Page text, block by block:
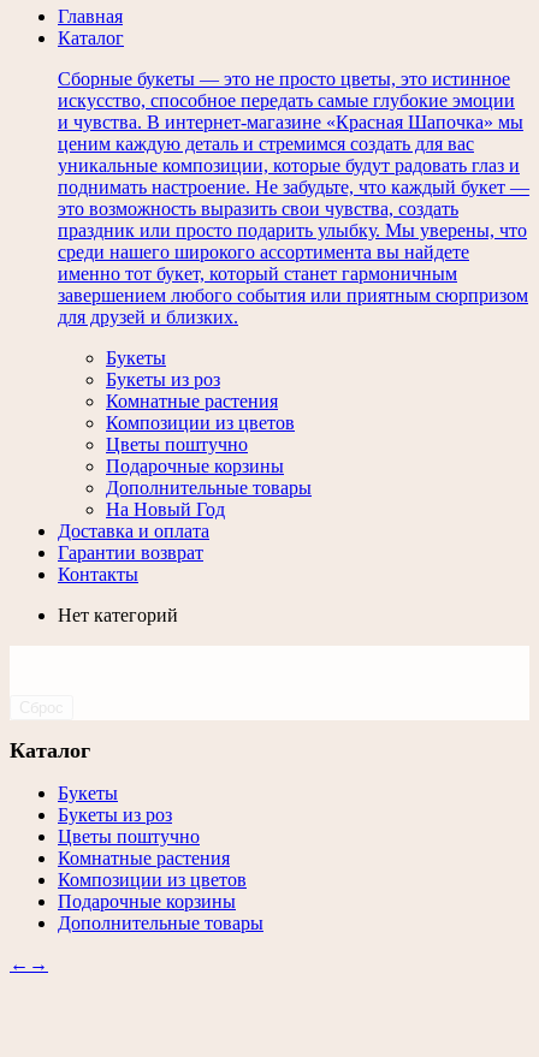
Главная
Каталог
Сборные букеты — это не просто цветы, это истинное
искусство, способное передать самые глубокие эмоции
и чувства. В интернет-магазине «Красная Шапочка» мы
ценим каждую деталь и стремимся создать для вас
уникальные композиции, которые будут радовать глаз и
поднимать настроение. Не забудьте, что каждый букет —
это возможность выразить свои чувства, создать
праздник или просто подарить улыбку. Мы уверены, что
среди нашего широкого ассортимента вы найдете
именно тот букет, который станет гармоничным
завершением любого события или приятным сюрпризом
для друзей и близких.
Букеты
Букеты из роз
Комнатные растения
Композиции из цветов
Цветы поштучно
Подарочные корзины
Дополнительные товары
На Новый Год
Доставка и оплата
Гарантии возврат
Контакты
Нет категорий
Каталог
Букеты
Букеты из роз
Цветы поштучно
Комнатные растения
Композиции из цветов
Подарочные корзины
Дополнительные товары
← →